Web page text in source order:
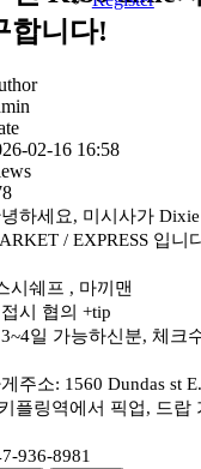
합니다!
02-16 16:58
하세요, 미시사가
/ EXPRESS 입니
시쉐프 , 마끼맨
시 협의 +tip
일 가능하신분, 체크
주소: 1560 Dundas st
플링역에서 픽업, 드랍
936-8981